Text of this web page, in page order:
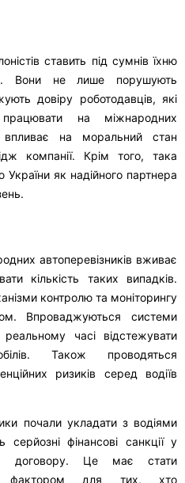
ставить під сумнів їхню
Вони не лише порушують
довіру роботодавців, які
на міжнародних
на моральний стан
компанії. Крім того, така
України як надійного партнера
автоперевізників вживає
кількість таких випадків.
контролю та моніторингу
Впроваджуються системи
часі відстежувати
Також проводяться
ризиків серед водіїв
почали укладати з водіями
серйозні фінансові санкції у
договору. Це має стати
фактором для тих, хто